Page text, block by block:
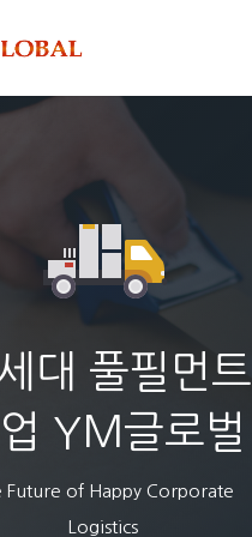
대 풀필먼트
YM글로벌
Future of Happy Corporate
Logistics